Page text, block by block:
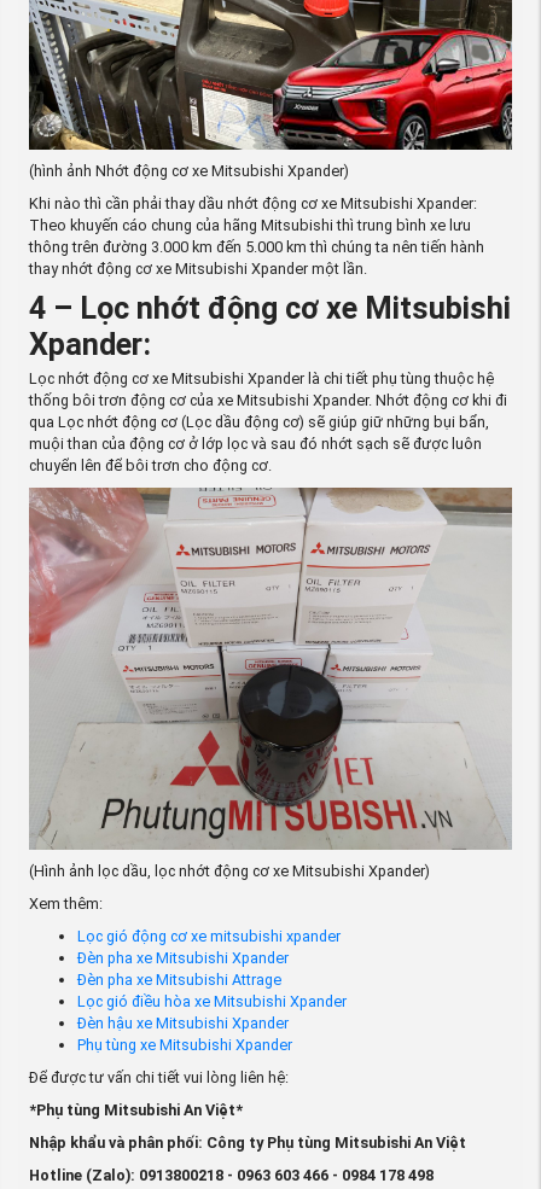
(hình ảnh Nhớt động cơ xe Mitsubishi Xpander)
Khi nào thì cần phải thay dầu nhớt động cơ xe Mitsubishi Xpander:
Theo khuyến cáo chung của hãng Mitsubishi thì trung bình xe lưu
thông trên đường 3.000 km đến 5.000 km thì chúng ta nên tiến hành
thay nhớt động cơ xe Mitsubishi Xpander một lần.
4 – Lọc nhớt động cơ xe Mitsubishi
Xpander:
Lọc nhớt động cơ xe Mitsubishi Xpander là chi tiết phụ tùng thuộc hệ
thống bôi trơn động cơ của xe Mitsubishi Xpander. Nhớt động cơ khi đi
qua Lọc nhớt động cơ (Lọc dầu động cơ) sẽ giúp giữ những bụi bẩn,
muội than của động cơ ở lớp lọc và sau đó nhớt sạch sẽ được luôn
chuyển lên để bôi trơn cho động cơ.
(Hình ảnh lọc dầu, lọc nhớt động cơ xe Mitsubishi Xpander)
Xem thêm:
Lọc gió động cơ xe mitsubishi xpander
Đèn pha xe Mitsubishi Xpander
Đèn pha xe Mitsubishi Attrage
Lọc gió điều hòa xe Mitsubishi Xpander
Đèn hậu xe Mitsubishi Xpander
Phụ tùng xe Mitsubishi Xpander
Để được tư vấn chi tiết vui lòng liên hệ:
*Phụ tùng Mitsubishi An Việt*
Nhập khẩu và phân phối: Công ty Phụ tùng Mitsubishi An Việt
Hotline (Zalo): 0913800218 - 0963 603 466 - 0984 178 498